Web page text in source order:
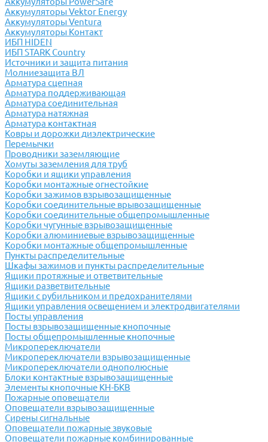
Аккумуляторы Vektor Energy
Аккумуляторы Ventura
Аккумуляторы Контакт
ИБП HIDEN
ИБП STARK Country
Источники и защита питания
Молниезащита ВЛ
Арматура сцепная
Арматура поддерживающая
Арматура соединительная
Арматура натяжная
Арматура контактная
Ковры и дорожки диэлектрические
Перемычки
Проводники заземляющие
Хомуты заземления для труб
Коробки и ящики управления
Коробки монтажные огнестойкие
Коробки зажимов взрывозащищенные
Коробки соединительные врывозащищенные
Коробки соединительные общепромышленные
Коробки чугунные взрывозащищенные
Коробки алюминиевые взрывозащищенные
Коробки монтажные общепромышленные
Пункты распределительные
Шкафы зажимов и пункты распределительные
Ящики протяжные и ответвительные
Ящики разветвительные
Ящики с рубильником и предохранителями
Ящики управления освещением и электродвигателями
Посты управления
Посты взрывозащищенные кнопочные
Посты общепромышленные кнопочные
Микропереключатели
Микропереключатели взрывозащищенные
Микропереключатели однополюсные
Блоки контактные взрывозащищенные
Элементы кнопочные КН-БКВ
Пожарные оповещатели
Оповещатели взрывозащищенные
Сирены сигнальные
Оповещатели пожарные звуковые
Оповещатели пожарные комбинированные